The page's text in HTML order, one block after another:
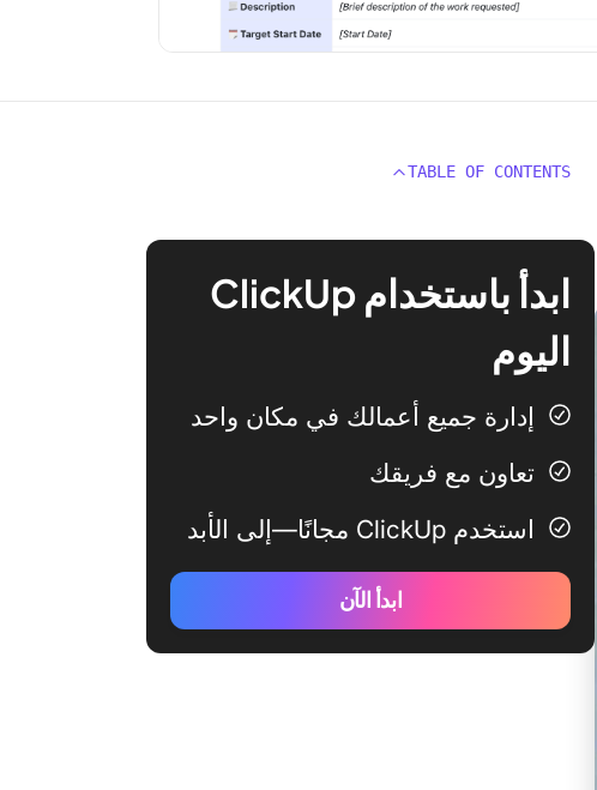
TABLE OF CONTENTS
ابدأ باستخدام ClickUp
اليوم
إدارة جميع أعمالك في مكان واحد
تعاون مع فريقك
استخدم ClickUp مجانًا—إلى الأبد
ابدأ الآن